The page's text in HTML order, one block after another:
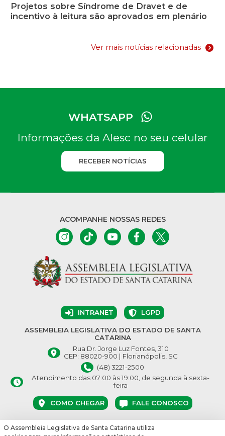
Projetos sobre Síndrome de Dravet e de
incentivo à leitura são aprovados em plenário
Ver mais notícias relacionadas
WHATSAPP
Informações da Alesc no seu celular
RECEBER NOTÍCIAS
ACOMPANHE NOSSAS REDES
INTRANET LGPD
ASSEMBLEIA LEGISLATIVA DO ESTADO DE SANTA
CATARINA
Rua Dr. Jorge Luz Fontes, 310
CEP: 88020-900 | Florianópolis, SC
(48) 3221-2500
Atendimento das 07:00 às 19:00, de segunda à sexta-
feira
COMO CHEGAR FALE CONOSCO
O Assembleia Legislativa de Santa Catarina utiliza